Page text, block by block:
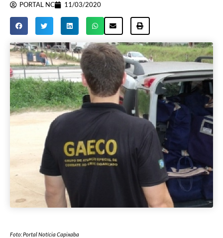
PORTAL NC 11/03/2020
Foto: Portal Notícia Capixaba